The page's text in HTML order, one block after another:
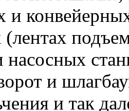
и
(лентах
насосных
и
и так